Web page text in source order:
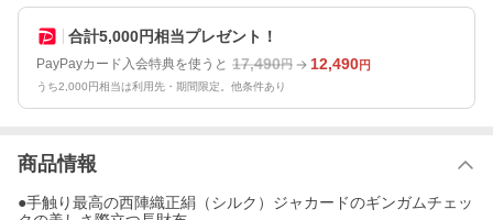
合計5,000円相当プレゼント！
PayPayカード入会特典を使うと 17,490円 12,490円
うち2,000円相当は利用先・期間限定。他条件あり
商品情報
●手触り最高の西陣織正絹（シルク）ジャカードのギンガムチェッ